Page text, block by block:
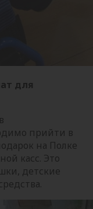
для
прийти в
на Полке
касс. Это
детские